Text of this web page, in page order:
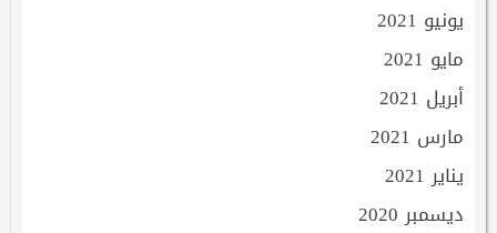
يونيو 2021
مايو 2021
أبريل 2021
مارس 2021
يناير 2021
ديسمبر 2020